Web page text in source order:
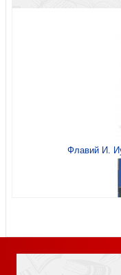
Да
Да
Флавий И.